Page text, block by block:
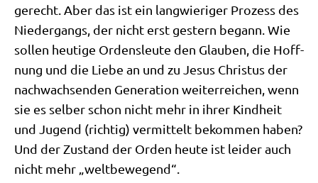
gerecht. Aber das ist ein lang­wie­ri­ger Pro­zess des
Nie­der­gangs, der nicht erst gestern begann. Wie
sol­len heu­ti­ge Ordens­leu­te den Glau­ben, die Hoff­
nung und die Lie­be an und zu Jesus Chri­stus der
nach­wach­sen­den Gene­ra­ti­on wei­ter­rei­chen, wenn
sie es sel­ber schon nicht mehr in ihrer Kind­heit
und Jugend (rich­tig) ver­mit­telt bekom­men haben?
Und der Zustand der Orden heu­te ist lei­der auch
nicht mehr „welt­be­we­gend“.